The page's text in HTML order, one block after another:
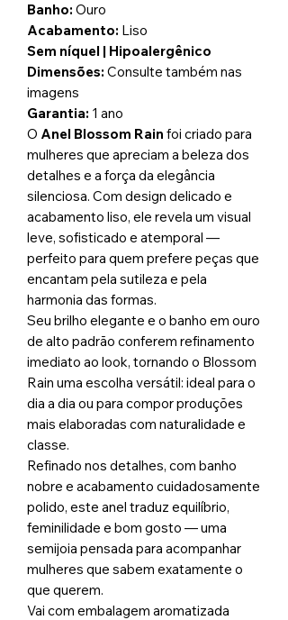
Banho: Ouro
Acabamento: Liso
Sem níquel | Hipoalergênico
Dimensões: Consulte também nas
imagens
Garantia: 1 ano
O Anel Blossom Rain foi criado para
mulheres que apreciam a beleza dos
detalhes e a força da elegância
silenciosa. Com design delicado e
acabamento liso, ele revela um visual
leve, sofisticado e atemporal —
perfeito para quem prefere peças que
encantam pela sutileza e pela
harmonia das formas.
Seu brilho elegante e o banho em ouro
de alto padrão conferem refinamento
imediato ao look, tornando o Blossom
Rain uma escolha versátil: ideal para o
dia a dia ou para compor produções
mais elaboradas com naturalidade e
classe.
Refinado nos detalhes, com banho
nobre e acabamento cuidadosamente
polido, este anel traduz equilíbrio,
feminilidade e bom gosto — uma
semijoia pensada para acompanhar
mulheres que sabem exatamente o
que querem.
Vai com embalagem aromatizada